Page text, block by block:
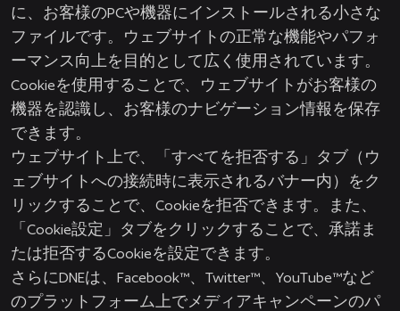
に、お客様のPCや機器にインストールされる小さな
ファイルです。ウェブサイトの正常な機能やパフォ
ーマンス向上を目的として広く使用されています。
Cookieを使用することで、ウェブサイトがお客様の
機器を認識し、お客様のナビゲーション情報を保存
できます。
ウェブサイト上で、「すべてを拒否する」タブ（ウ
ェブサイトへの接続時に表示されるバナー内）をク
リックすることで、Cookieを拒否できます。また、
「Cookie設定」タブをクリックすることで、承諾ま
たは拒否するCookieを設定できます。
さらにDNEは、Facebook™、Twitter™、YouTube™など
のプラットフォーム上でメディアキャンペーンのパ